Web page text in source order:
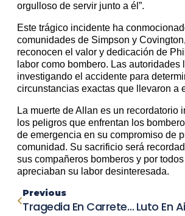
orgulloso de servir junto a él”.
Este trágico incidente ha
comunidades de Simpson y
reconocen el valor y dedicación de
labor como bombero. Las autoridades
investigando el accidente para
circunstancias exactas que llevaron a
La muerte de Allan es un recordatorio
los peligros que enfrentan los
de emergencia en su compromiso de
comunidad. Su sacrificio será
sus compañeros bomberos y por
apreciaban su labor desinteresada.
Previous
Tragedia En Carretera De Allentown: Estudiante De Pennridge High School Pierde La Vida En Accidente Automovilístico